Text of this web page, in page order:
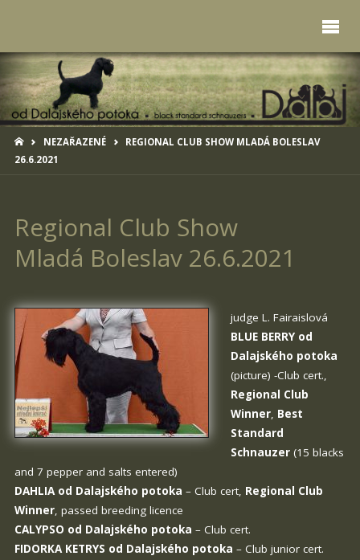
HOMENEZAŘAZENÉ
REGIONAL CLUB SHOW MLADÁ BOLESLAV
26.6.2021
Regional Club Show
Mladá Boleslav 26.6.2021
judge L. Fairaislová
BLUE BERRY od
Dalajského potoka
(picture) -Club cert.,
Regional Club
Winner, Best
Standard
Schnauzer(15 blacks
and 7 pepper and salts entered)
DAHLIA od Dalajského potoka – Club cert, Regional Club
Winner, passed breeding licence
CALYPSO od Dalajského potoka – Club cert.
FIDORKA KETRYS od Dalajského potoka – Club junior cert.